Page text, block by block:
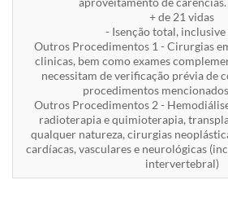
+ de 21 vidas
- Isenção total,
Outros Procedimentos 1 - Cirurgias
clinicas, bem como exames
necessitam de verificação prévia de
procedimentos
Outros Procedimentos 2 -
radioterapia e quimioterapia,
qualquer natureza, cirurgias
cardíacas, vasculares e neurológicas
intervertebral)